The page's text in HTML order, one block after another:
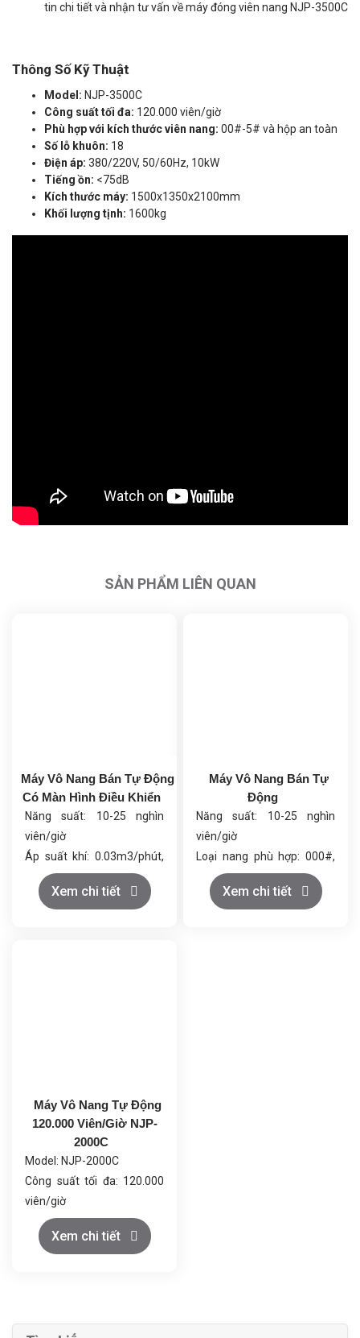
tin chi tiết và nhận tư vấn về máy đóng viên nang NJP-3500C
Thông Số Kỹ Thuật
Model: NJP-3500C
Công suất tối đa: 120.000 viên/giờ
Phù hợp với kích thước viên nang: 00#-5# và hộp an toàn
Số lỗ khuôn: 18
Điện áp: 380/220V, 50/60Hz, 10kW
Tiếng ồn: <75dB
Kích thước máy: 1500x1350x2100mm
Khối lượng tịnh: 1600kg
SẢN PHẨM LIÊN QUAN
Máy Vô Nang Bán Tự Động
Có Màn Hình Điều Khiển
Năng suất: 10-25 nghìn
viên/giờ
Áp suất khí: 0.03m3/phút,
0.7Mpa
Tổng công suất: 4.0kW
Xem chi tiết
Máy Vô Nang Bán Tự
Động
Năng suất: 10-25 nghìn
viên/giờ
Loại nang phù hợp: 000#,
00L#, 00#, 0L#, 0-5#, nang
sản xuất bằng máy
Xem chi tiết
Máy Vô Nang Tự Động
120.000 Viên/Giờ NJP-
2000C
Model: NJP-2000C
Công suất tối đa: 120.000
viên/giờ
Phù hợp với kích thước viên
nang: 00#-5# và hộp an
50/60Hz, 10kW
Xem chi tiết